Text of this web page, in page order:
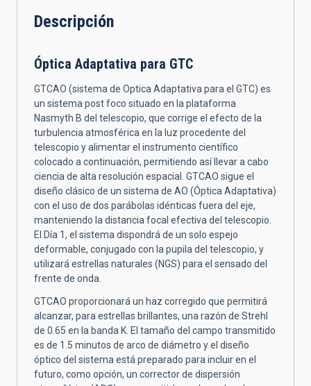
Descripción
Óptica Adaptativa para GTC
GTCAO (sistema de Optica Adaptativa para el GTC) es
un sistema post foco situado en la plataforma
Nasmyth B del telescopio, que corrige el efecto de la
turbulencia atmosférica en la luz procedente del
telescopio y alimentar el instrumento científico
colocado a continuación, permitiendo así llevar a cabo
ciencia de alta resolución espacial. GTCAO sigue el
diseño clásico de un sistema de AO (Óptica Adaptativa)
con el uso de dos parábolas idénticas fuera del eje,
manteniendo la distancia focal efectiva del telescopio.
El Día 1, el sistema dispondrá de un solo espejo
deformable, conjugado con la pupila del telescopio, y
utilizará estrellas naturales (NGS) para el sensado del
frente de onda.
GTCAO proporcionará un haz corregido que permitirá
alcanzar, para estrellas brillantes, una razón de Strehl
de 0.65 en la banda K. El tamaño del campo transmitido
es de 1.5 minutos de arco de diámetro y el diseño
óptico del sistema está preparado para incluir en el
futuro, como opción, un corrector de dispersión